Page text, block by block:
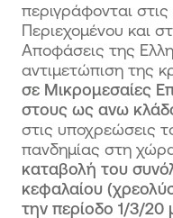
περιγράφονται
Περιεχομένου και
Αποφάσεις της
αντιμετώπιση της
σε Μικρομεσαίες
στους ως ανω
στις υποχρεώσεις
πανδημίας στη
καταβολή του
κεφαλαίου
την περίοδο 1/3/20